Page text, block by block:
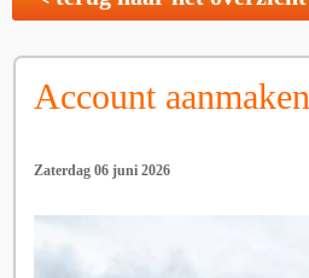
Account aanmaken
Zaterdag 06 juni 2026